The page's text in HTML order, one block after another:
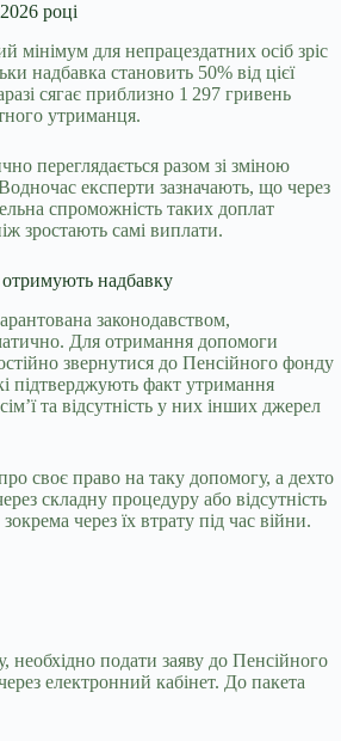
році
мінімум для непрацездатних осіб зріс
надбавка становить 50% від цієї
сягає приблизно 1 297 гривень
утриманця.
переглядається разом зі зміною
експерти зазначають, що через
спроможність таких доплат
зростають самі виплати.
надбавку
законодавством,
Для отримання допомоги
звернутися до Пенсійного фонду
підтверджують факт утримання
та відсутність у них інших джерел
своє право на таку допомогу, а дехто
складну процедуру або відсутність
через їх втрату під час війни.
подати заяву до Пенсійного
електронний кабінет. До пакета